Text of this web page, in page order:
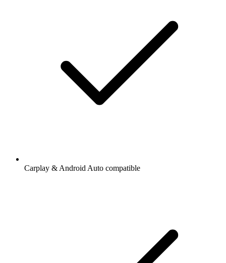
Carplay & Android Auto compatible